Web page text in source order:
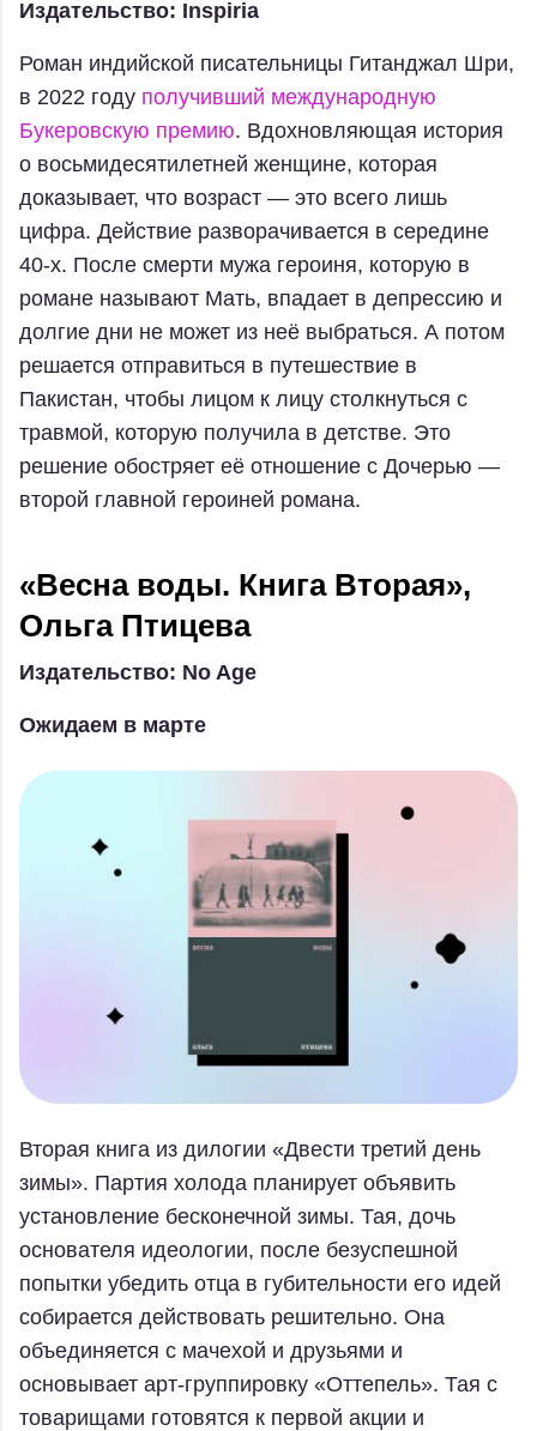
Издательство: Inspiria
Роман индийской писательницы Гитанджал Шри,
в 2022 году получивший международную
Букеровскую премию. Вдохновляющая история
о восьмидесятилетней женщине, которая
доказывает, что возраст — это всего лишь
цифра. Действие разворачивается в середине
40-х. После смерти мужа героиня, которую в
романе называют Мать, впадает в депрессию и
долгие дни не может из неё выбраться. А потом
решается отправиться в путешествие в
Пакистан, чтобы лицом к лицу столкнуться с
травмой, которую получила в детстве. Это
решение обостряет её отношение с Дочерью —
второй главной героиней романа.
«Весна воды. Книга Вторая»,
Ольга Птицева
Издательство: No Age
Ожидаем в марте
Вторая книга из дилогии «Двести третий день
зимы». Партия холода планирует объявить
установление бесконечной зимы. Тая, дочь
основателя идеологии, после безуспешной
попытки убедить отца в губительности его идей
собирается действовать решительно. Она
объединяется с мачехой и друзьями и
основывает арт-группировку «Оттепель». Тая с
товарищами готовятся к первой акции и